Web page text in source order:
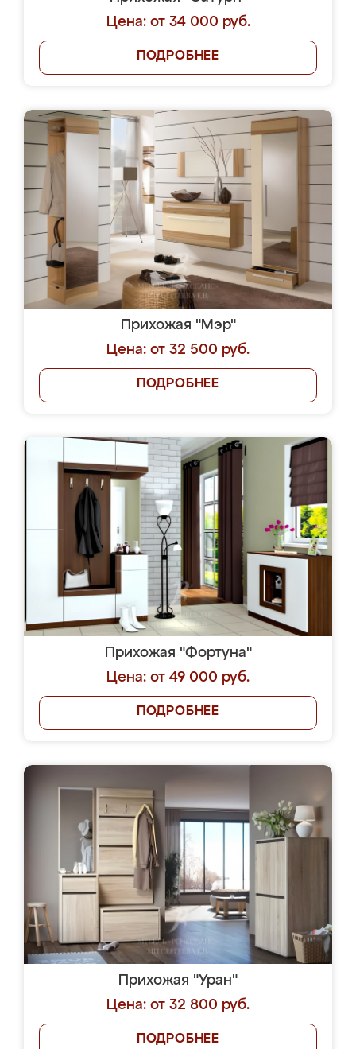
Цена: от 34 000 руб.
ПОДРОБНЕЕ
Прихожая "Мэр"
Цена: от 32 500 руб.
ПОДРОБНЕЕ
Прихожая "Фортуна"
Цена: от 49 000 руб.
ПОДРОБНЕЕ
Прихожая "Уран"
Цена: от 32 800 руб.
ПОДРОБНЕЕ